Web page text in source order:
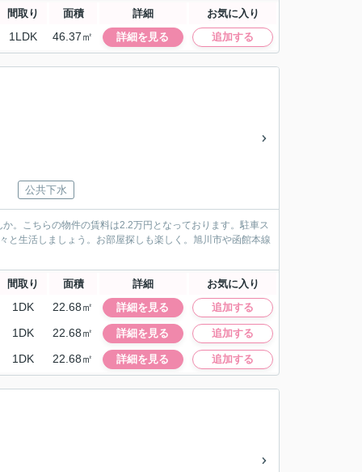
間取り 面積 詳細 お気に入り
1LDK 46.37㎡ 詳細を見る 追加する
公共下水
。こちらの物件の賃料は2.2万円となっております。駐車ス
と生活しましょう。お部屋探しも楽しく。旭川市や函館本線
間取り 面積 詳細 お気に入り
1DK 22.68㎡ 詳細を見る 追加する
1DK 22.68㎡ 詳細を見る 追加する
1DK 22.68㎡ 詳細を見る 追加する